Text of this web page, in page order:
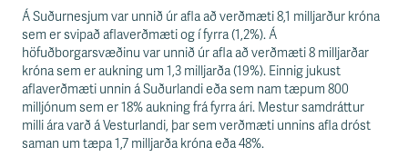
Á Suðurnesjum var unnið úr afla að verðmæti 8,1 milljarður króna
sem er svipað aflaverðmæti og í fyrra (1,2%). Á
höfuðborgarsvæðinu var unnið úr afla að verðmæti 8 milljarðar
króna sem er aukning um 1,3 milljarða (19%). Einnig jukust
aflaverðmæti unnin á Suðurlandi eða sem nam tæpum 800
milljónum sem er 18% aukning frá fyrra ári. Mestur samdráttur
milli ára varð á Vesturlandi, þar sem verðmæti unnins afla dróst
saman um tæpa 1,7 milljarða króna eða 48%.